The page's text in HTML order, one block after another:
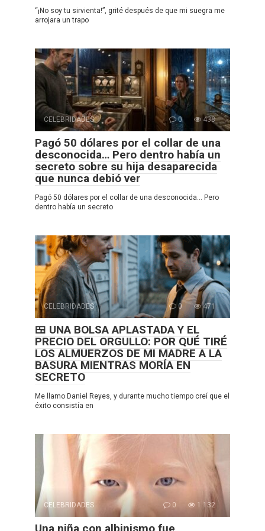
“¡No soy tu sirvienta!”, grité después de que mi suegra me
arrojara un trapo
CELEBRIDADES 0 438
Pagó 50 dólares por el collar de una
desconocida… Pero dentro había un
secreto sobre su hija desaparecida
que nunca debió ver
Pagó 50 dólares por el collar de una desconocida… Pero
dentro había un secreto
CELEBRIDADES 0 471
🍱 UNA BOLSA APLASTADA Y EL
PRECIO DEL ORGULLO: POR QUÉ TIRÉ
LOS ALMUERZOS DE MI MADRE A LA
BASURA MIENTRAS MORÍA EN
SECRETO
Me llamo Daniel Reyes, y durante mucho tiempo creí que el
éxito consistía en
CELEBRIDADES 0 1 132